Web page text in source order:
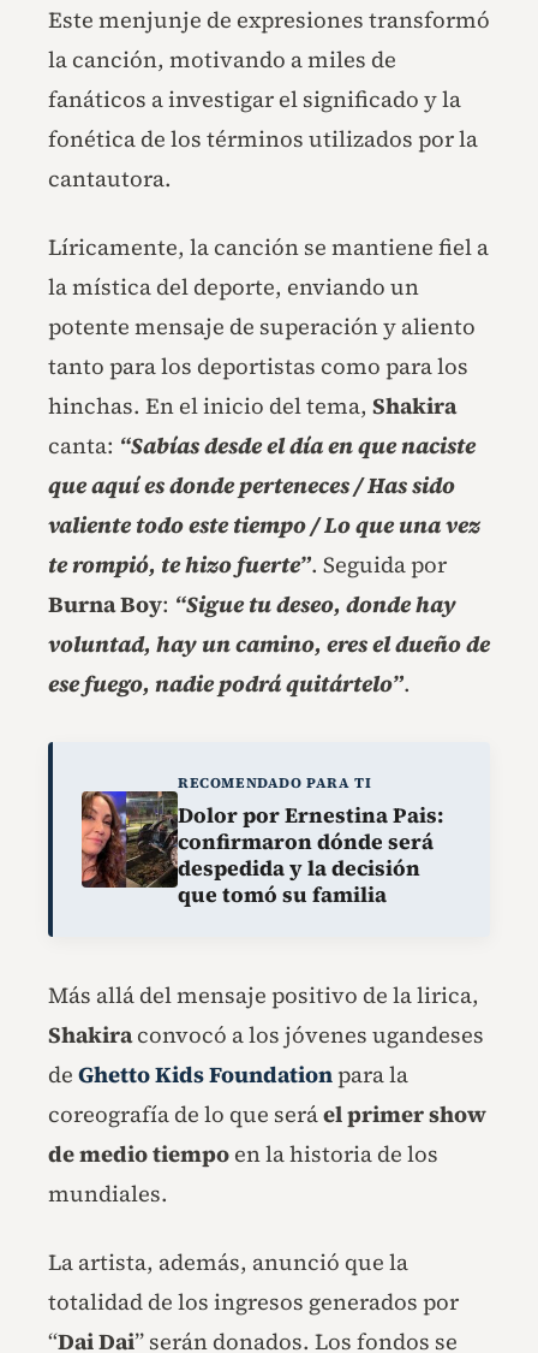
Este menjunje de expresiones transformó
la canción, motivando a miles de
fanáticos a investigar el significado y la
fonética de los términos utilizados por la
cantautora.
Líricamente, la canción se mantiene fiel a
la mística del deporte, enviando un
potente mensaje de superación y aliento
tanto para los deportistas como para los
hinchas. En el inicio del tema, Shakira
canta: “Sabías desde el día en que naciste
que aquí es donde perteneces / Has sido
valiente todo este tiempo / Lo que una vez
te rompió, te hizo fuerte”. Seguida por
Burna Boy: “Sigue tu deseo, donde hay
voluntad, hay un camino, eres el dueño de
ese fuego, nadie podrá quitártelo”.
RECOMENDADO PARA TI
Dolor por Ernestina Pais:
confirmaron dónde será
despedida y la decisión
que tomó su familia
Más allá del mensaje positivo de la lirica,
Shakiraconvocó a los jóvenes ugandeses
de Ghetto Kids Foundationpara la
coreografía de lo que seráel primer show
de medio tiempo en la historia de los
mundiales.
La artista, además, anunció que la
totalidad de los ingresos generados por
“Dai Dai” serán donados. Los fondos se